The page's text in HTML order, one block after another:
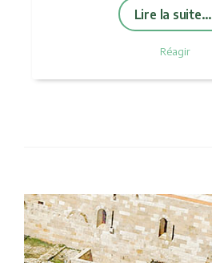
Lire la suite…
Réagir